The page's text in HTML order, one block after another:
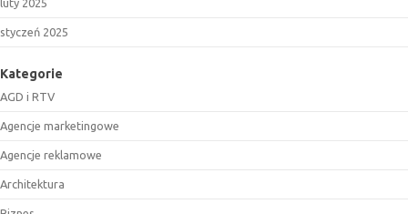
styczeń 2025
Kategorie
AGD i RTV
Agencje marketingowe
Agencje reklamowe
Architektura